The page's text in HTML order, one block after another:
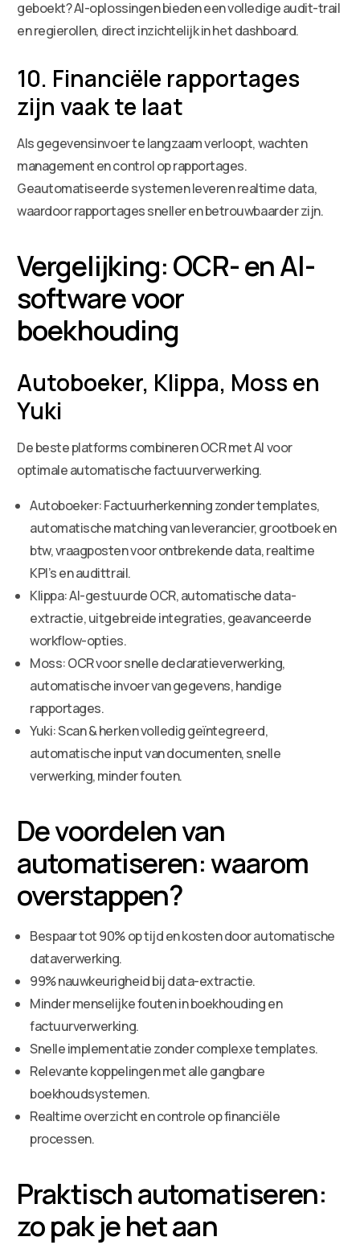
geboekt? AI-oplossingen bieden een volledige audit-trail
en regierollen, direct inzichtelijk in het dashboard.
10. Financiële rapportages
zijn vaak te laat
Als gegevensinvoer te langzaam verloopt, wachten
management en control op rapportages.
Geautomatiseerde systemen leveren realtime data,
waardoor rapportages sneller en betrouwbaarder zijn.
Vergelijking: OCR- en AI-
software voor
boekhouding
Autoboeker, Klippa, Moss en
Yuki
De beste platforms combineren OCR met AI voor
optimale automatische factuurverwerking.
Autoboeker: Factuurherkenning zonder templates,
automatische matching van leverancier, grootboek en
btw, vraagposten voor ontbrekende data, realtime
KPI’s en audittrail.
Klippa: AI-gestuurde OCR, automatische data-
extractie, uitgebreide integraties, geavanceerde
workflow-opties.
Moss: OCR voor snelle declaratieverwerking,
automatische invoer van gegevens, handige
rapportages.
Yuki: Scan & herken volledig geïntegreerd,
automatische input van documenten, snelle
verwerking, minder fouten.
De voordelen van
automatiseren: waarom
overstappen?
Bespaar tot 90% op tijd en kosten door automatische
dataverwerking.
99% nauwkeurigheid bij data-extractie.
Minder menselijke fouten in boekhouding en
factuurverwerking.
Snelle implementatie zonder complexe templates.
Relevante koppelingen met alle gangbare
boekhoudsystemen.
Realtime overzicht en controle op financiële
processen.
Praktisch automatiseren:
zo pak je het aan